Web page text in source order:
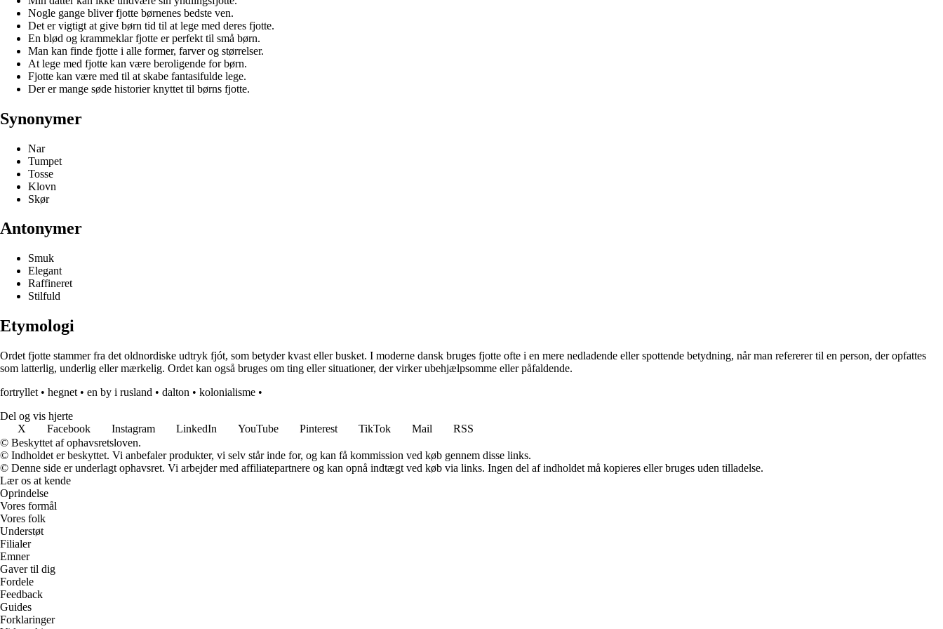
Nogle gange bliver fjotte børnenes bedste ven.
Det er vigtigt at give børn tid til at lege med deres fjotte.
En blød og krammeklar fjotte er perfekt til små børn.
Man kan finde fjotte i alle former, farver og størrelser.
At lege med fjotte kan være beroligende for børn.
Fjotte kan være med til at skabe fantasifulde lege.
Der er mange søde historier knyttet til børns fjotte.
Synonymer
Nar
Tumpet
Tosse
Klovn
Skør
Antonymer
Smuk
Elegant
Raffineret
Stilfuld
Etymologi
Ordet fjotte stammer fra det oldnordiske udtryk fjót, som betyder kvast eller busket. I moderne dansk bruges fjotte ofte i en mere nedladende eller spottende betydning, når man refererer til en person, der opfattes
som latterlig, underlig eller mærkelig. Ordet kan også bruges om ting eller situationer, der virker ubehjælpsomme eller påfaldende.
fortryllet • hegnet • en by i rusland • dalton • kolonialisme •
Del og vis hjerte
X
Facebook Instagram LinkedIn YouTube Pinterest TikTok Mail
RSS
© Beskyttet af ophavsretsloven.
© Indholdet er beskyttet. Vi anbefaler produkter, vi selv står inde for, og kan få kommission ved køb gennem disse links.
© Denne side er underlagt ophavsret. Vi arbejder med affiliatepartnere og kan opnå indtægt ved køb via links. Ingen del af indholdet må kopieres eller bruges uden tilladelse.
Lær os at kende
Oprindelse
Vores formål
Vores folk
Understøt
Filialer
Emner
Gaver til dig
Fordele
Feedback
Guides
Forklaringer